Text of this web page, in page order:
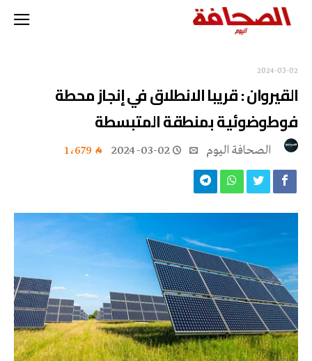
2024-03-02
القيروان : قريبا الانطلاق في إنجاز محطة
فوطوضوئية بمنطقة المتبسطة
2024-03-02 1٬679